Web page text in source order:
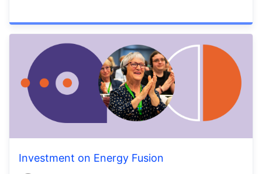
Investment on Energy Fusion